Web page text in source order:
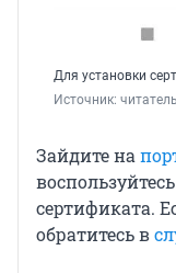
Для установки
Источник:
Зайдите на
сертификата.
обратитесь в